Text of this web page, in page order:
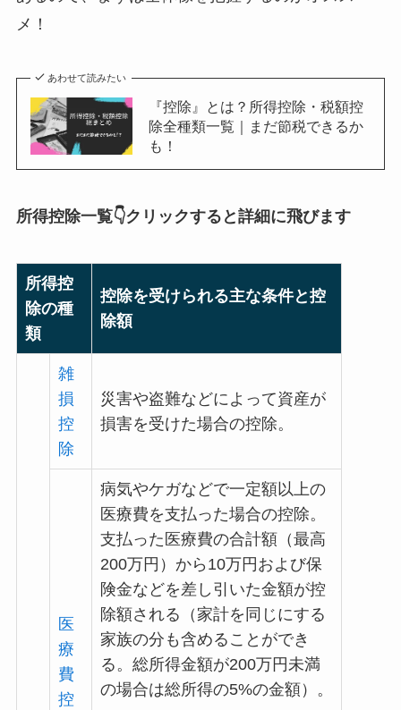
メ！
あわせて読みたい
『控除』とは？所得控除・税額控
除全種類一覧｜まだ節税できるか
も！
所得控除一覧👇クリックすると詳細に飛びます
所得控
除の種
類
控除を受けられる主な条件と控
除額
雑
損
控
除
災害や盗難などによって資産が
損害を受けた場合の控除。
医
療
費
控
病気やケガなどで一定額以上の
医療費を支払った場合の控除。
支払った医療費の合計額（最高
200万円）から10万円および保
険金などを差し引いた金額が控
除額される（家計を同じにする
家族の分も含めることができ
る。総所得金額が200万円未満
の場合は総所得の5%の金額）。